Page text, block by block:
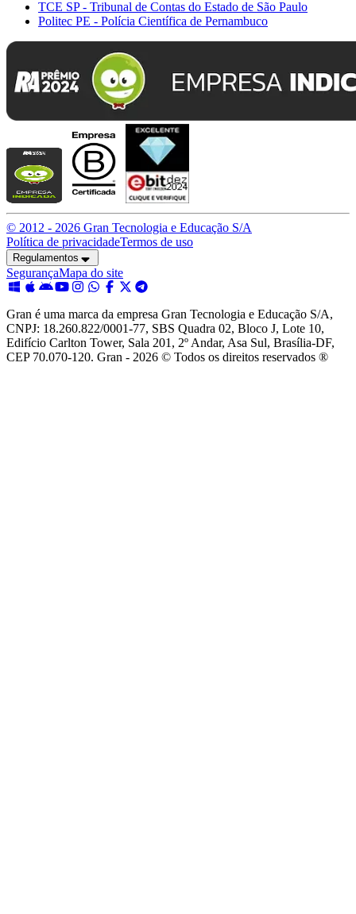
TCE SP - Tribunal de Contas do Estado de São Paulo
Politec PE - Polícia Científica de Pernambuco
© 2012 - 2026 Gran Tecnologia e Educação S/A
Política de privacidadeTermos de uso
Regulamentos
SegurançaMapa do site
Gran é uma marca da empresa Gran Tecnologia e Educação S/A,
CNPJ: 18.260.822/0001-77, SBS Quadra 02, Bloco J, Lote 10,
Edifício Carlton Tower, Sala 201, 2º Andar, Asa Sul, Brasília-DF,
CEP 70.070-120. Gran - 2026 © Todos os direitos reservados ®